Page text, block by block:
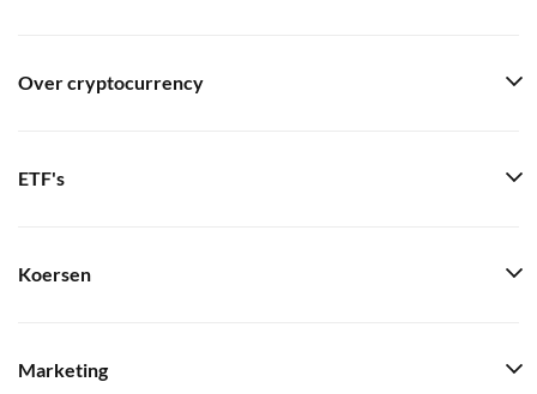
Over cryptocurrency
ETF's
Koersen
Marketing